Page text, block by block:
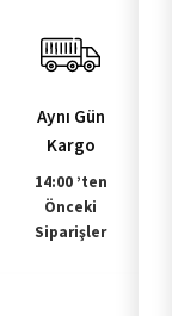
Aynı Gün
Kargo
14:00 ’ten
Önceki
Siparişler